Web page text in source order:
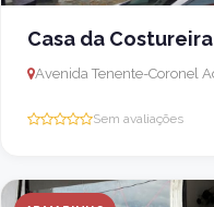
Casa da Costureira
Sem avaliações